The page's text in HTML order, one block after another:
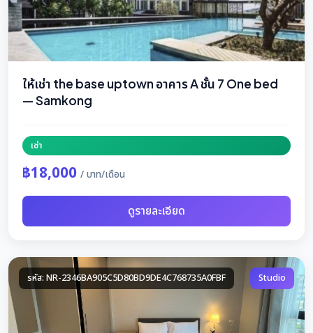
ให้เช่า the base uptown อาคาร A ชั้น 7 One bed
— Samkong
เช่า
฿18,000 / บาท/เดือน
ดูรายละเอียด
รหัส: NR-2346BA905C5D80BD9DE4C768735A0FBF Studio